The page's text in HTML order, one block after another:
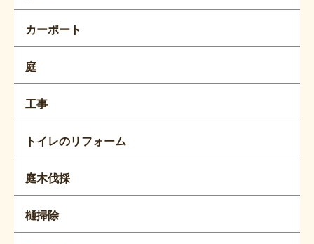
カーポート
庭
工事
トイレのリフォーム
庭木伐採
樋掃除